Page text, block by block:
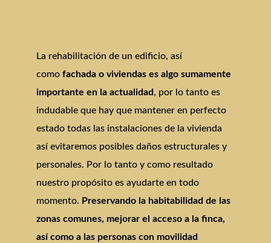
La rehabilitación de un edificio, así
como fachada o viviendas es algo sumamente
importante en la actualidad, por lo tanto es
indudable que hay que mantener en perfecto
estado todas las instalaciones de la vivienda
así evitaremos posibles daños estructurales y
personales. Por lo tanto y como resultado
nuestro propósito es ayudarte en todo
momento. Preservando la habitabilidad de las
zonas comunes, mejorar el acceso a la finca,
así como a las personas con movilidad